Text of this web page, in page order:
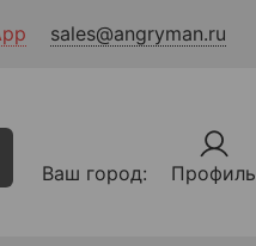
sales@angryman.ru
Ваш город: Профиль